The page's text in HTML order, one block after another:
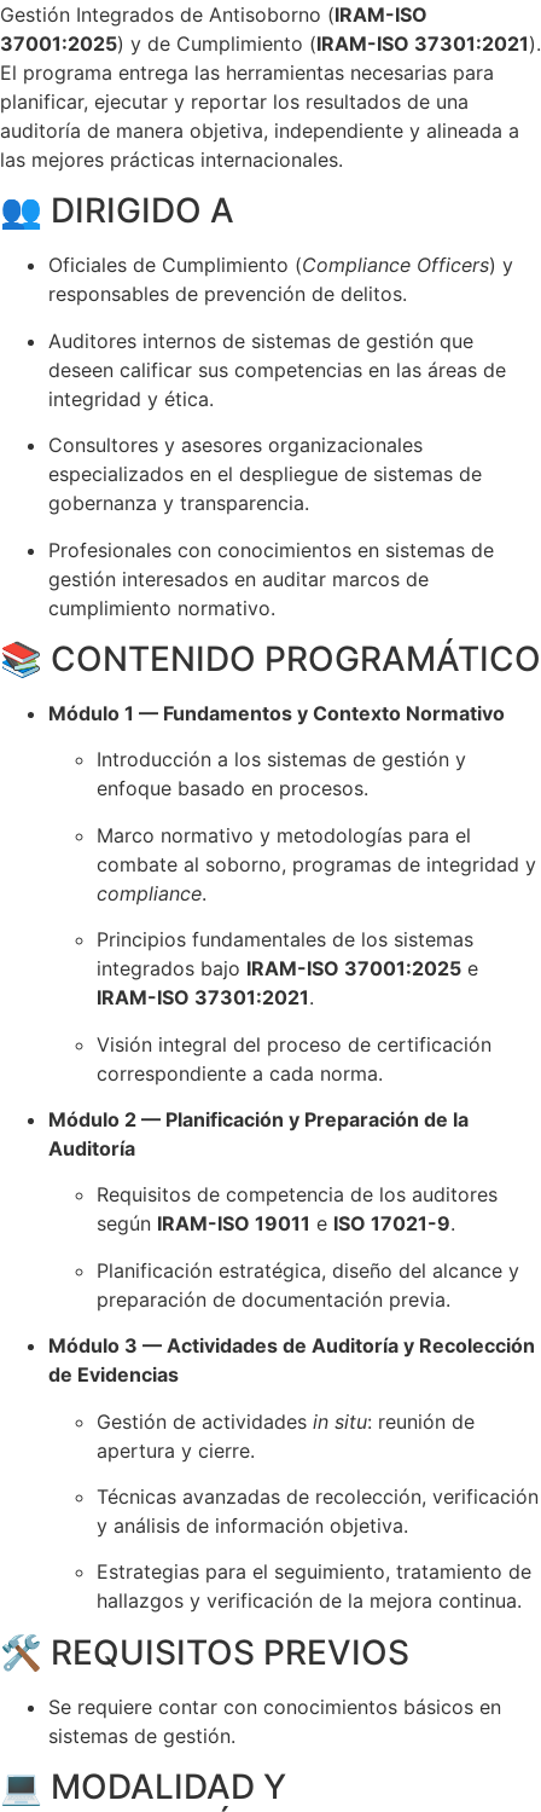
Gestión Integrados de Antisoborno (IRAM-ISO
37001:2025) y de Cumplimiento (IRAM-ISO 37301:2021).
El programa entrega las herramientas necesarias para
planificar, ejecutar y reportar los resultados de una
auditoría de manera objetiva, independiente y alineada a
las mejores prácticas internacionales.
👥 DIRIGIDO A
Oficiales de Cumplimiento (Compliance Officers) y
responsables de prevención de delitos.
Auditores internos de sistemas de gestión que
deseen calificar sus competencias en las áreas de
integridad y ética.
Consultores y asesores organizacionales
especializados en el despliegue de sistemas de
gobernanza y transparencia.
Profesionales con conocimientos en sistemas de
gestión interesados en auditar marcos de
cumplimiento normativo.
📚 CONTENIDO PROGRAMÁTICO
Módulo 1 — Fundamentos y Contexto Normativo
Introducción a los sistemas de gestión y
enfoque basado en procesos.
Marco normativo y metodologías para el
combate al soborno, programas de integridad y
compliance.
Principios fundamentales de los sistemas
integrados bajo IRAM-ISO 37001:2025 e
IRAM-ISO 37301:2021.
Visión integral del proceso de certificación
correspondiente a cada norma.
Módulo 2 — Planificación y Preparación de la
Auditoría
Requisitos de competencia de los auditores
según IRAM-ISO 19011 e ISO 17021-9.
Planificación estratégica, diseño del alcance y
preparación de documentación previa.
Módulo 3 — Actividades de Auditoría y Recolección
de Evidencias
Gestión de actividades in situ: reunión de
apertura y cierre.
Técnicas avanzadas de recolección, verificación
y análisis de información objetiva.
Estrategias para el seguimiento, tratamiento de
hallazgos y verificación de la mejora continua.
🛠️ REQUISITOS PREVIOS
Se requiere contar con conocimientos básicos en
sistemas de gestión.
💻 MODALIDAD Y